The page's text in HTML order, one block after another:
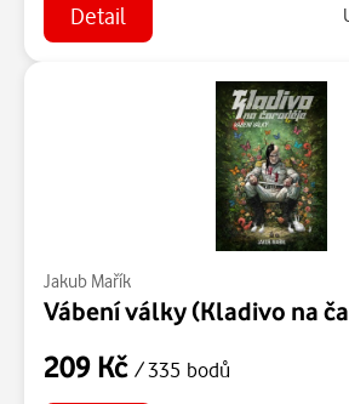
Detail
Jakub Mařík
Vábení války (Kladivo na
209 Kč / 335 bodů